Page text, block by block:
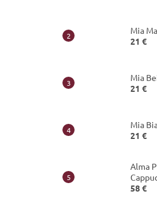
Mia
21 €
Mia
21 €
Mia
21 €
Alma
58 €